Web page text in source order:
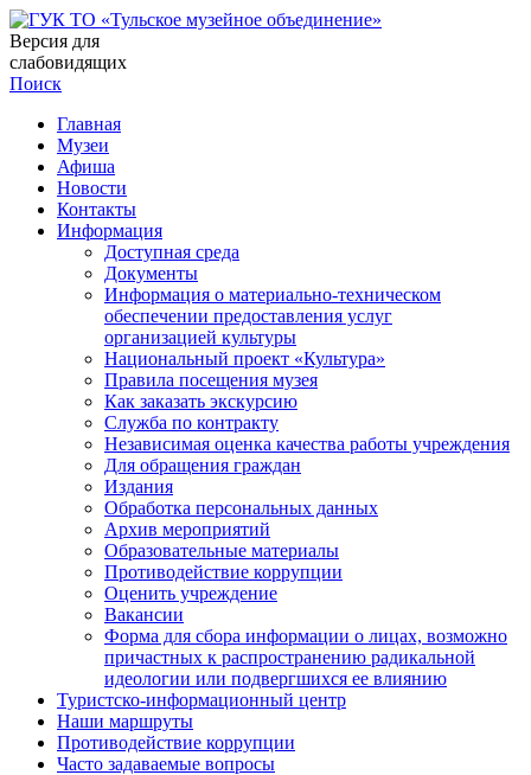
Версия для
слабовидящих
Поиск
Главная
Музеи
Афиша
Новости
Контакты
Информация
Доступная среда
Документы
Информация о материально-техническом
обеспечении предоставления услуг
организацией культуры
Национальный проект «Культура»
Правила посещения музея
Как заказать экскурсию
Служба по контракту
Независимая оценка качества работы учреждения
Для обращения граждан
Издания
Обработка персональных данных
Архив мероприятий
Образовательные материалы
Противодействие коррупции
Оценить учреждение
Вакансии
Форма для сбора информации о лицах, возможно
причастных к распространению радикальной
идеологии или подвергшихся ее влиянию
Туристско-информационный центр
Наши маршруты
Противодействие коррупции
Часто задаваемые вопросы